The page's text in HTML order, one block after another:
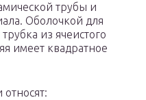
трубы и
Оболочкой для
из ячеистого
имеет квадратное